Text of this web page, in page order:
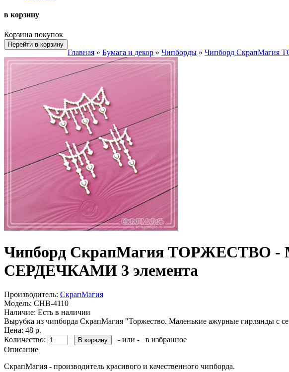
в корзину
Корзина покупок
Перейти в корзину
Главная » Бумага и декор » Чипборды » Чипборд
Чипборд СкрапМагия
СЕРДЕЧКАМИ 3 элемента
Производитель: СкрапМагия
Модель: CHB-4110
Наличие: Есть в наличии
Вырубка из чипборда СкрапМагия "Торжество. Маленькие ажурные гирлянды с
Цена: 48 р.
Количество:
- или -
в избранное
Описание
СкрапМагия - производитель красивого и качественного чипборда.